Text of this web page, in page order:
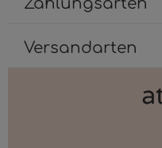
Versandarten